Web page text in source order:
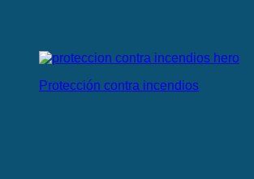
Protección contra incendios